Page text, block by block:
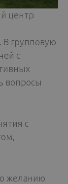
центр
В групповую
с
вопросы
с
желанию